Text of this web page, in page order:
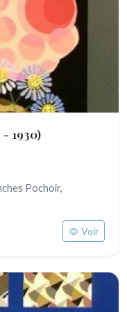
- 1930)
Pochoir,
Voir